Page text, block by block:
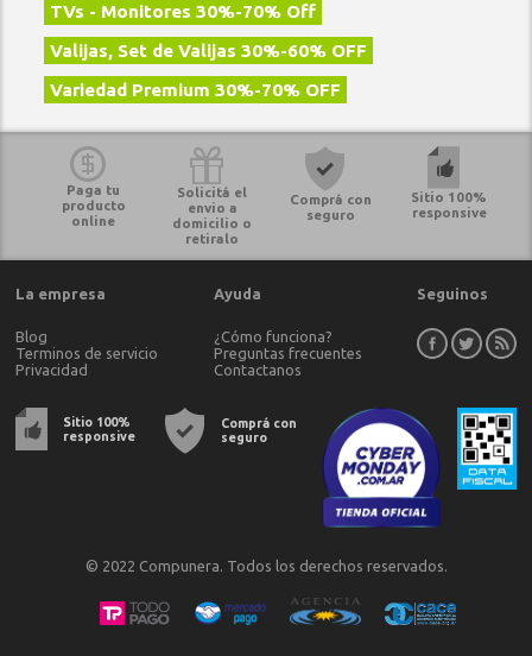
TVs - Monitores 30%-70% Off
Valijas, Set de Valijas 30%-60% OFF
Variedad Premium 30%-70% OFF
Paga tu
producto
online
Solicitá el
envio a
domicilio o
retiralo
Comprá con
seguro
Sitio 100%
responsive
La empresa
Blog
Terminos de servicio
Privacidad
Ayuda
¿Cómo funciona?
Preguntas frecuentes
Contactanos
Seguinos
Sitio 100%
responsive
Comprá con
seguro
© 2022 Compunera. Todos los derechos reservados.